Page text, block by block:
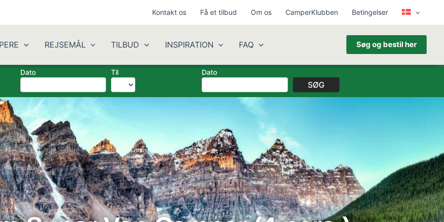
Kontakt os Få et tilbud Om os CamperKlubben Betingelser
REJSEMÅL TILBUD INSPIRATION FAQ Søg og bestil her
Dato Til Dato
SØG